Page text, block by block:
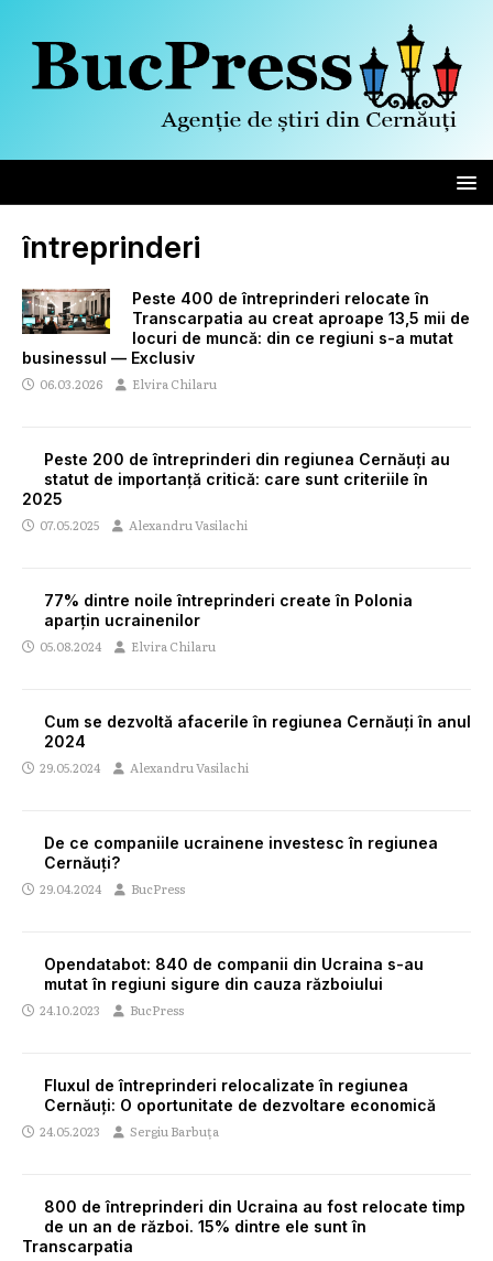
întreprinderi
Peste 400 de întreprinderi relocate în
Transcarpatia au creat aproape 13,5 mii de
locuri de muncă: din ce regiuni s-a mutat
businessul — Exclusiv
06.03.2026 Elvira Chilaru
Peste 200 de întreprinderi din regiunea Cernăuți au
statut de importanță critică: care sunt criteriile în
2025
07.05.2025 Alexandru Vasilachi
77% dintre noile întreprinderi create în Polonia
aparțin ucrainenilor
05.08.2024 Elvira Chilaru
Cum se dezvoltă afacerile în regiunea Cernăuți în anul
2024
29.05.2024 Alexandru Vasilachi
De ce companiile ucrainene investesc în regiunea
Cernăuți?
29.04.2024 BucPress
Opendatabot: 840 de companii din Ucraina s-au
mutat în regiuni sigure din cauza războiului
24.10.2023 BucPress
Fluxul de întreprinderi relocalizate în regiunea
Cernăuți: O oportunitate de dezvoltare economică
24.05.2023 Sergiu Barbuța
800 de întreprinderi din Ucraina au fost relocate timp
de un an de război. 15% dintre ele sunt în
Transcarpatia